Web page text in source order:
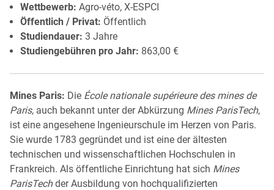
Wettbewerb: Agro-véto, X-ESPCI
Öffentlich / Privat: Öffentlich
Studiendauer: 3 Jahre
Studiengebühren pro Jahr: 863,00 €
Mines Paris: Die École nationale supérieure des mines de
Paris, auch bekannt unter der Abkürzung Mines ParisTech,
ist eine angesehene Ingenieurschule im Herzen von Paris.
Sie wurde 1783 gegründet und ist eine der ältesten
technischen und wissenschaftlichen Hochschulen in
Frankreich. Als öffentliche Einrichtung hat sich Mines
ParisTechder Ausbildung von hochqualifizierten